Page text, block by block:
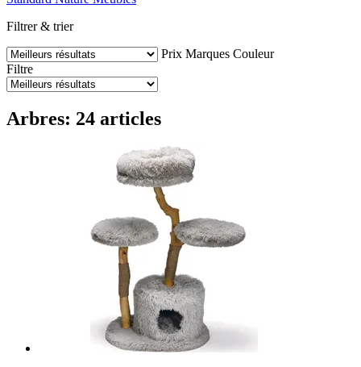
Filtrer & trier
Prix Marques Couleur
Filtre
Arbres: 24 articles